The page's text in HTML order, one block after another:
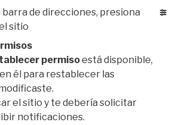
barra de direcciones, presiona
sitio
permisoestá disponible,
en él para restablecer las
el sitio y te debería solicitar
notificaciones.